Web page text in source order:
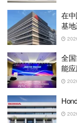
在
基
全
能